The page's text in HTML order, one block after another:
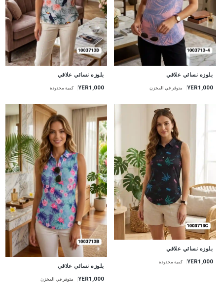
بلوزه نسائي علاقي
YER1,000 متوفر في المخزن
بلوزه نسائي علاقي
YER1,000 كمية محدودة
جديد
بلوزه نسائي علاقي
YER1,000 كمية محدودة
بلوزه نسائي علاقي
YER1,000 متوفر في المخزن